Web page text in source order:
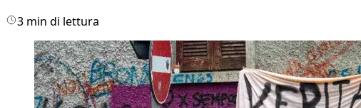
3 min di lettura